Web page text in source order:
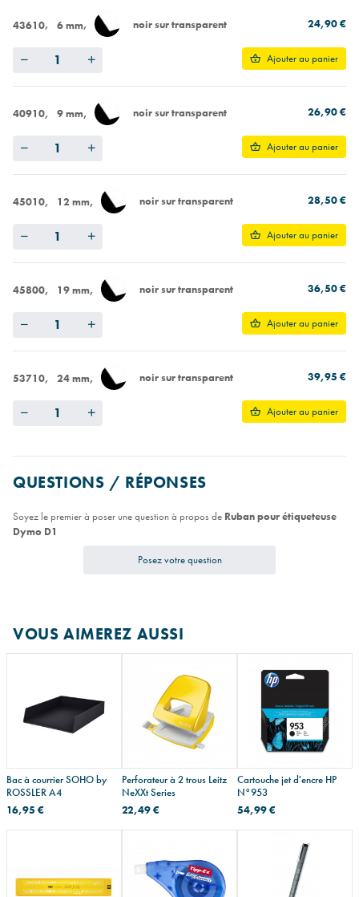
43610 6 mm noir sur transparent 24,90 €
Ajouter au panier
40910 9 mm noir sur transparent 26,90 €
Ajouter au panier
45010 12 mm noir sur transparent 28,50 €
Ajouter au panier
45800 19 mm noir sur transparent 36,50 €
Ajouter au panier
53710 24 mm noir sur transparent 39,95 €
Ajouter au panier
QUESTIONS / RÉPONSES
Soyez le premier à poser une question à propos de Ruban pour étiqueteuse
Dymo D1
Posez votre question
VOUS AIMEREZ AUSSI
Bac à courrier SOHO by
ROSSLER A4
16,95 €
Perforateur à 2 trous Leitz
NeXXt Series
22,49 €
Cartouche jet d'encre HP
N°953
54,99 €